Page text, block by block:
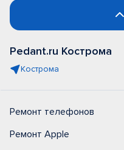
Pedant.ru Кострома
Кострома
Ремонт телефонов
Ремонт Apple